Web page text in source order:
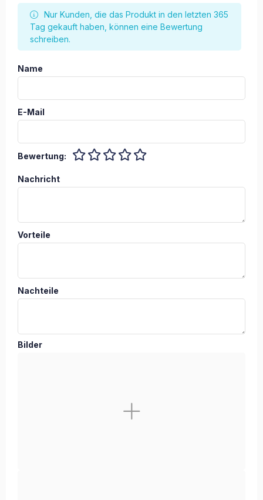
Nur Kunden, die das Produkt in den letzten 365
Tag gekauft haben, können eine Bewertung
schreiben.
Name
E-Mail
Bewertung:
Nachricht
Vorteile
Nachteile
Bilder